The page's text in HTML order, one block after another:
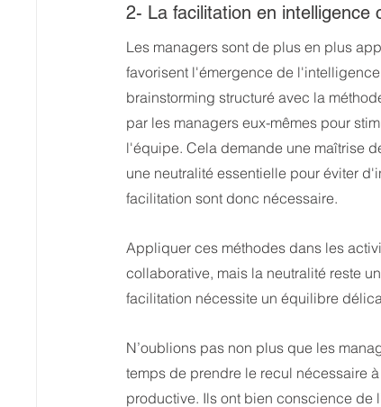
2- La facilitation en intelligence
Les managers sont de plus en plus
favorisent l'émergence de
brainstorming structuré avec la
par les managers eux-mêmes pour
l'équipe. Cela demande une maîtrise
une neutralité essentielle pour éviter
facilitation sont donc nécessaire.
Appliquer ces méthodes dans les
collaborative, mais la neutralité reste
facilitation nécessite un équilibre
N’oublions pas non plus que les
temps de prendre le recul nécessaire
productive. Ils ont bien conscience de